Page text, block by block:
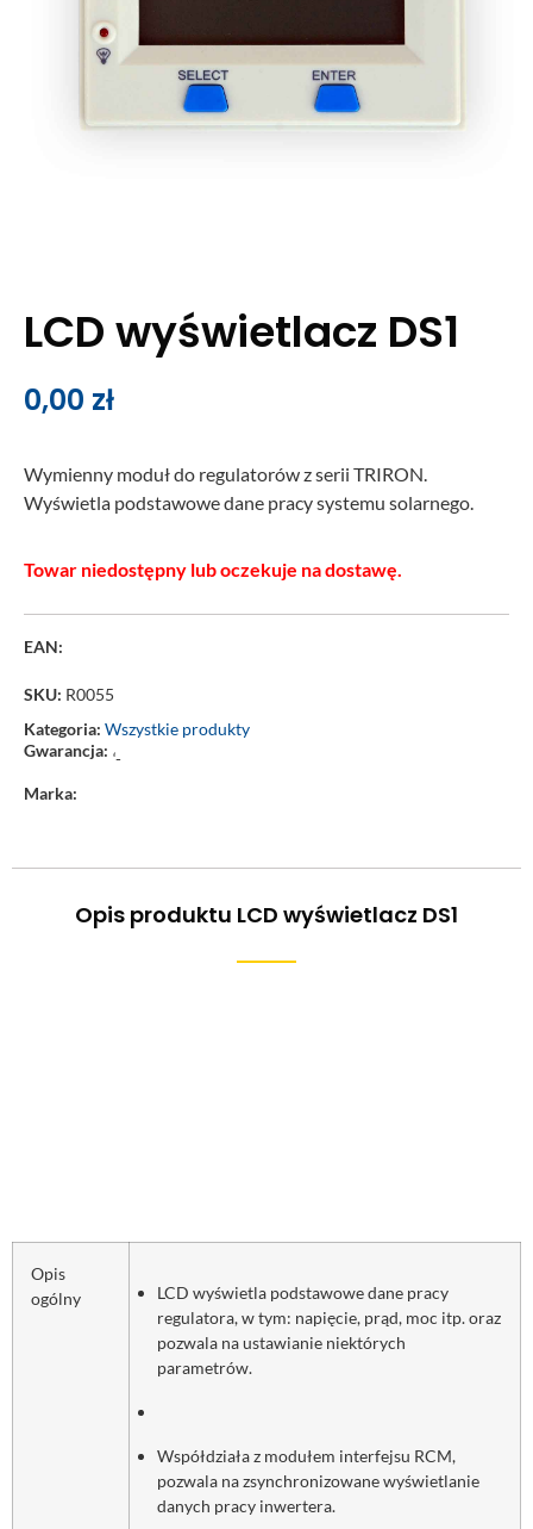
LCD wyświetlacz DS1
0,00 zł
Wymienny moduł do regulatorów z serii TRIRON.
Wyświetla podstawowe dane pracy systemu solarnego.
Towar niedostępny lub oczekuje na dostawę.
EAN:
SKU: R0055
Kategoria: Wszystkie produkty
Gwarancja: ‘-
Marka:
Opis produktu LCD wyświetlacz DS1
Opis
ogólny
LCD wyświetla podstawowe dane pracy
regulatora, w tym: napięcie, prąd, moc itp. oraz
pozwala na ustawianie niektórych
parametrów.
Współdziała z modułem interfejsu RCM,
pozwala na zsynchronizowane wyświetlanie
danych pracy inwertera.